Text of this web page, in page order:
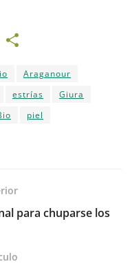
Li
m
p
ar
Araganour
estrías
Giura
piel
para chuparse los